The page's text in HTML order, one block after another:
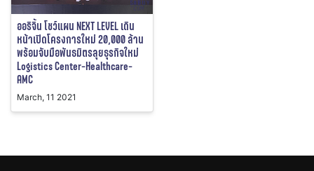
ออริจิ้น โชว์แผน NEXT LEVEL เดิน
หน้าเปิดโครงการใหม่ 20,000 ล้าน
พร้อมจับมือพันธมิตรลุยธุรกิจใหม่
Logistics Center-Healthcare-
AMC
March, 11 2021